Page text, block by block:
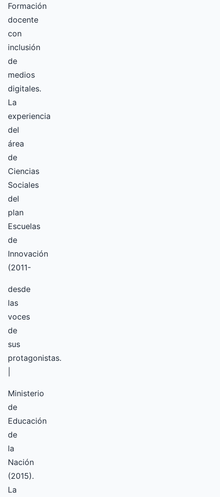
Formación
docente
con
inclusión
de
medios
digitales.
La
experiencia
del
área
de
Ciencias
Sociales
del
plan
Escuelas
de
Innovación
(2011-
desde
las
voces
de
sus
protagonistas.
Ministerio
de
Educación
de
la
Nación
(2015).
La